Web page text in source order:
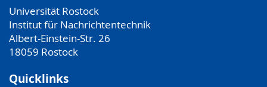
Universität Rostock
Institut für Nachrichtentechnik
Albert-Einstein-Str. 26
18059 Rostock
Quicklinks